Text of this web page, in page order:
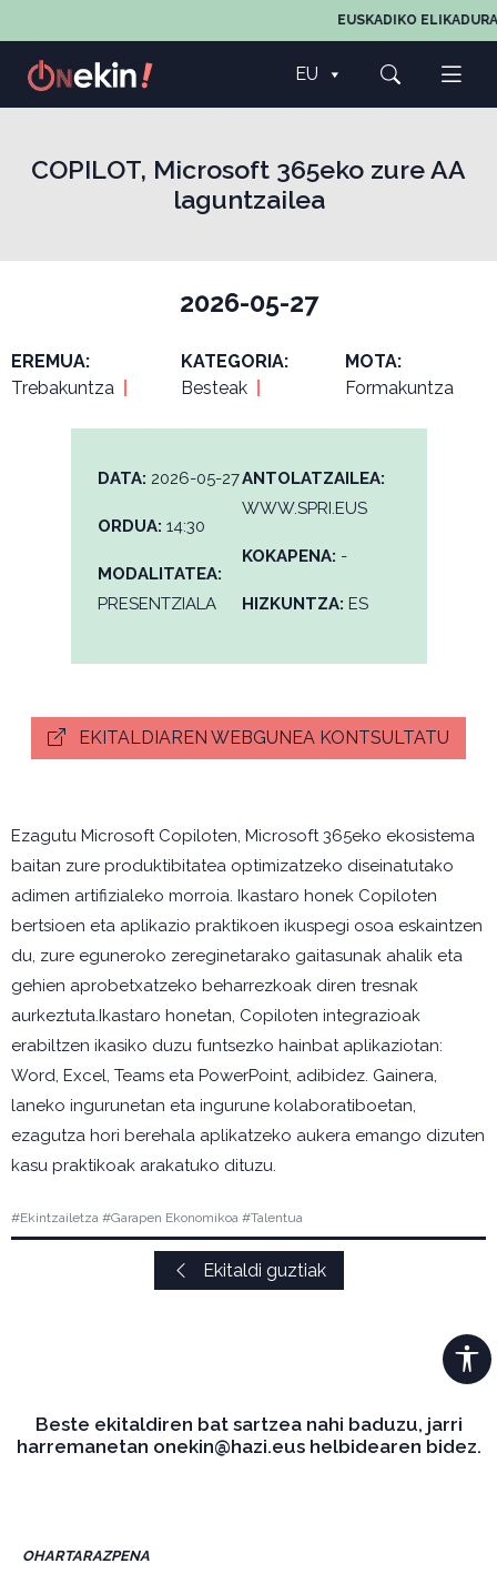
EUSKADIKO
EU
COPILOT, Microsoft 365eko zure AA
laguntzailea
2026-05-27
EREMUA:
Trebakuntza
KATEGORIA:
Besteak
MOTA:
Formakuntza
DATA: 2026-05-27
ORDUA: 14:30
MODALITATEA:
PRESENTZIALA
ANTOLATZAILEA:
WWW.SPRI.EUS
KOKAPENA: -
HIZKUNTZA: ES
EKITALDIAREN WEBGUNEA KONTSULTATU
Ezagutu Microsoft Copiloten, Microsoft 365eko ekosistema
baitan zure produktibitatea optimizatzeko diseinatutako
adimen artifizialeko morroia. Ikastaro honek Copiloten
bertsioen eta aplikazio praktikoen ikuspegi osoa eskaintzen
du, zure eguneroko zereginetarako gaitasunak ahalik eta
gehien aprobetxatzeko beharrezkoak diren tresnak
aurkeztuta.Ikastaro honetan, Copiloten integrazioak
erabiltzen ikasiko duzu funtsezko hainbat aplikaziotan:
Word, Excel, Teams eta PowerPoint, adibidez. Gainera,
laneko ingurunetan eta ingurune kolaboratiboetan,
ezagutza hori berehala aplikatzeko aukera emango dizuten
kasu praktikoak arakatuko dituzu.
#Ekintzailetza #Garapen Ekonomikoa #Talentua
Ekitaldi guztiak
Beste ekitaldiren bat sartzea nahi baduzu, jarri
harremanetan onekin@hazi.eus helbidearen bidez.
OHARTARAZPENA